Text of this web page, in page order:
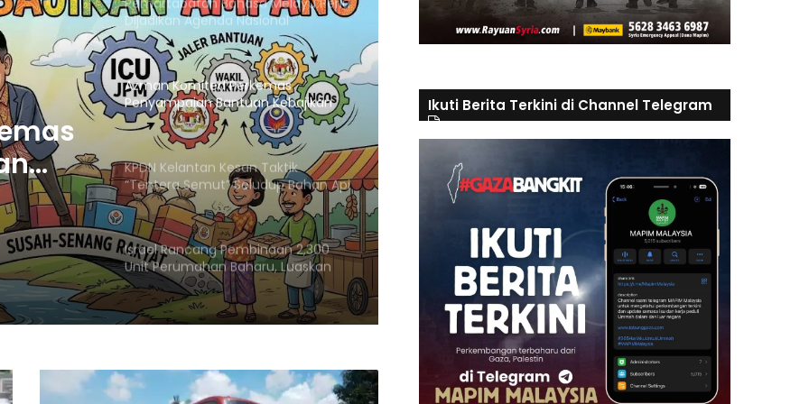
Penyampaian Bantuan Kebajikan
Penduduk di Ampang
KPDN Kelantan Kesan Taktik
“Tentera Semut” Seludup Bahan Api
Bersubsidi di Sempadan
Israel Rancang Pembinaan 2,300
Unit Perumahan Baharu, Luaskan
Penempatan Haram di
Baitulmaqdis Timur
Badan Amal British Disiasat Kerana
Didakwa Salur Dana ke
Penempatan Haram Israel
Dokumentasi Pelanggaran Israel di
Baitulmaqdis Timur
Ikuti Berita Terkini di Channel Telegram